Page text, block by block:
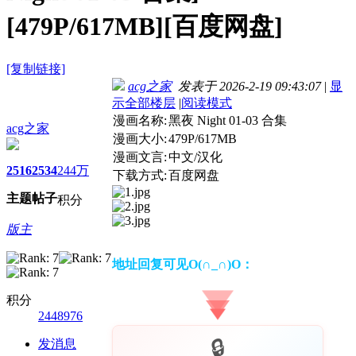
[479P/617MB][百度网盘]
[复制链接]
acg之家
2516
主题
2534
帖子
244万
积分
版主
积分
2448976
发消息
acg之家发表于 2026-2-19 09:43:07 | 显
示全部楼层 |阅读模式
漫画名称:黑夜 Night 01-03 合集
漫画大小:479P/617MB
漫画文言:中文/汉化
下载方式:百度网盘
地址回复可见O(∩_∩)O：